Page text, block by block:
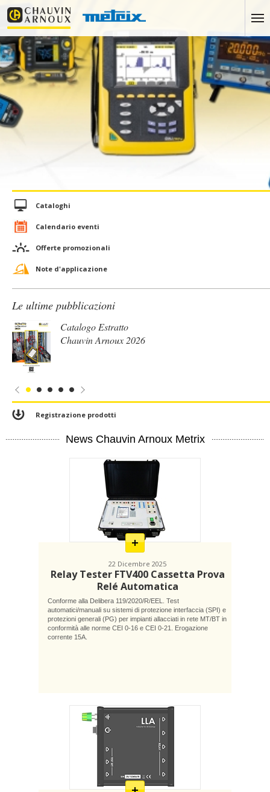
Cataloghi
Calendario eventi
Offerte promozionali
Note d'applicazione
Le ultime pubblicazioni
Catalogo Estratto
Chauvin Arnoux 2026
Registrazione prodotti
News Chauvin Arnoux Metrix
En
savoir
plus
22 Dicembre 2025
Relay Tester FTV400 Cassetta Prova
Relé Automatica
Conforme alla Delibera 119/2020/R/EEL. Test
automatici/manuali su sistemi di protezione interfaccia (SPI) e
protezioni generali (PG) per impianti allacciati in rete MT/BT in
conformità alle norme CEI 0-16 e CEI 0-21. Erogazione
corrente 15A.